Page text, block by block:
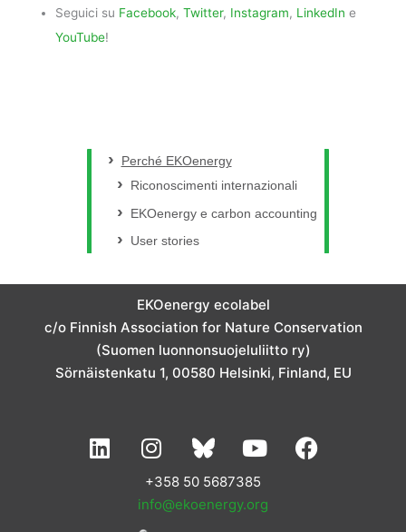
Seguici su Facebook,Twitter, Instagram, LinkedIn e
YouTube!
Perché EKOenergy
Riconoscimenti internazionali
EKOenergy e carbon accounting
User stories
EKOenergy ecolabel
c/o Finnish Association for Nature Conservation
(Suomen luonnonsuojeluliitto ry)
Sörnäistenkatu 1, 00580 Helsinki, Finland, EU
L
i
I
n
s
t
Y
o
u
t
F
a
+358 50 5687385
info@ekoenergy.org